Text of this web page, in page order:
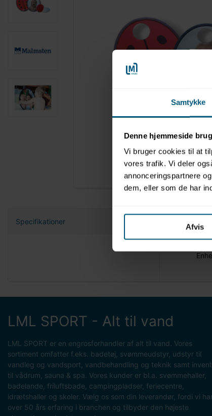
Samtykke
Denne hjemmeside
Vi bruger cookies til at
vores trafik. Vi deler
annonceringspartnere
dem, eller som de har
Afvis
Specifikationer
LML SPORT - Alt til vand
LML SPORT er en engrosforhandler af alt til vand. Vores
sortiment omfatter f.eks. badetøj, svømmeudstyr, udstyr til
vandleg og vandsport, vandbehandling og teknik samt
til vådrum, sauna & spa. Vores kunder er bl.a. svømmehaller,
badelande, friluftsbade, campingpladser, feriecentre,
idrætshaller og skoler. Vælg os som din leverandør, fordi vi
over 50 års erfaring i branchen og tilbyder den højeste